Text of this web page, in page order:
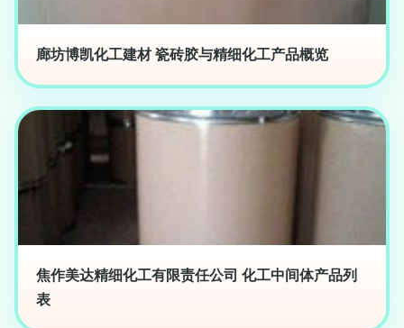
廊坊博凯化工建材 瓷砖胶与精细化工产品概览
焦作美达精细化工有限责任公司 化工中间体产品列
表